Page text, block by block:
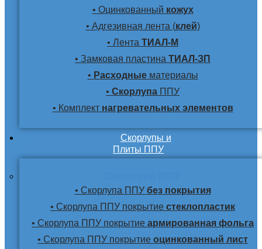
• Оцинкованный кожух
• Адгезивная лента (клей)
• Лента ТИАЛ-М
• Замковая пластина ТИАЛ-ЗП
• Расходныематериалы
• Скорлупа ППУ
• Комплектнагревательных элементов
Скорлупы и
Плиты ППУ
• Скорлупа ППУбез покрытия
• Скорлупа ППУ покрытие стеклопластик
• Скорлупа ППУ покрытие армированная фольга
• Скорлупа ППУ покрытие оцинкованный лист